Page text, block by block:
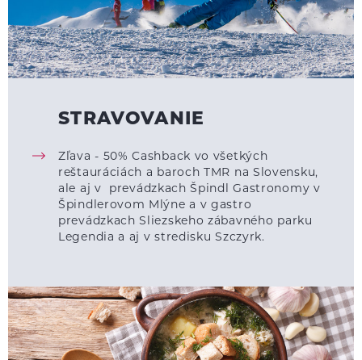
STRAVOVANIE
Zľava - 50% Cashback vo všetkých
reštauráciách a baroch TMR na Slovensku,
ale aj v prevádzkach Špindl Gastronomy v
Špindlerovom Mlýne a v gastro
prevádzkach Sliezskeho zábavného parku
Legendia a aj v stredisku Szczyrk.